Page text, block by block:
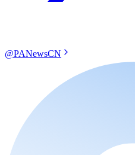
@PANewsCN